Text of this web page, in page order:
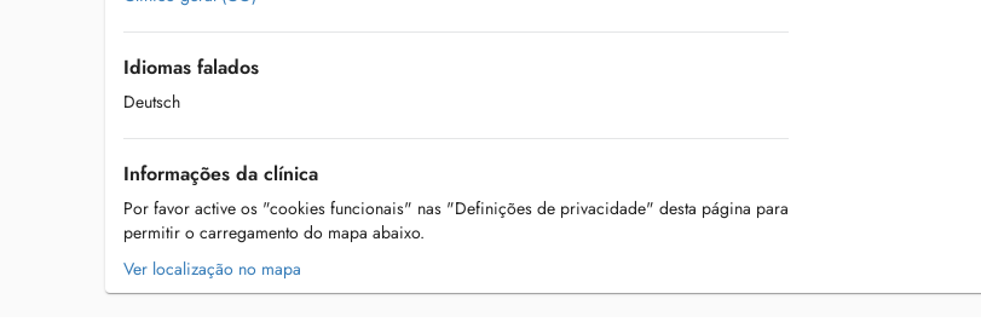
Idiomas falados
Deutsch
Informações da clínica
Por favor active os "cookies funcionais" nas "Definições de privacidade" desta página para
permitir o carregamento do mapa abaixo.
Ver localização no mapa